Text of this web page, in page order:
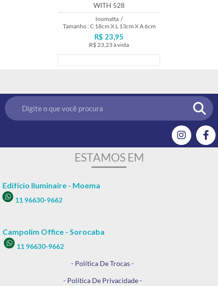
WITH 528
Inomatta /
Tamanho : C 18cm X L 13cm X A 6cm
R$ 23,95
R$ 23,23à vista
ESTAMOS EM
Edifício Iluminaire - Moema
11 96630-9662
Campolim Office - Sorocaba
11 96630-9662
- Política De Trocas -
- Politica De Privacidade -